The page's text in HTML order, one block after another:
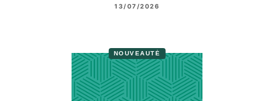
13/07/2026
NOUVEAUTÉ